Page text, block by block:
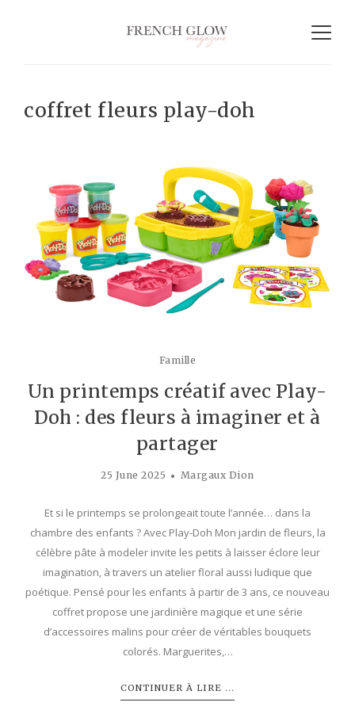
coffret fleurs play-doh
Famille
Un printemps créatif avec Play-
Doh : des fleurs à imaginer et à
partager
25 June 2025 Margaux Dion
Et si le printemps se prolongeait toute l’année… dans la
chambre des enfants ? Avec Play-Doh Mon jardin de fleurs, la
célèbre pâte à modeler invite les petits à laisser éclore leur
imagination, à travers un atelier floral aussi ludique que
poétique. Pensé pour les enfants à partir de 3 ans, ce nouveau
coffret propose une jardinière magique et une série
d’accessoires malins pour créer de véritables bouquets
colorés. Marguerites,…
CONTINUER À LIRE ...